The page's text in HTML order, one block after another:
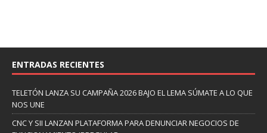
ENTRADAS RECIENTES
TELETÓN LANZA SU CAMPAÑA 2026 BAJO EL LEMA SÚMATE A LO QUE
NOS UNE
CNC Y SII LANZAN PLATAFORMA PARA DENUNCIAR NEGOCIOS DE